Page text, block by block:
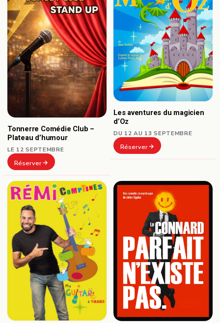
Tonnerre Comédie Club –
Plateau d’humour
LE 12 SEPTEMBRE
Réserver
Les aventures du magicien
d’Oz
DU 12 AU 13 SEPTEMBRE
Réserver